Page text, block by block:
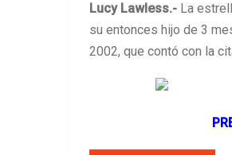
Lucy Lawless.- La
su entonces hijo de 3
2002, que contó con la